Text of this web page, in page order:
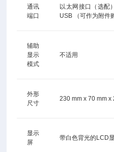
通讯
端口
以太网接口（选配
USB （可作为附件
辅助
显示
模式
不适用
外形
尺寸
230 mm x 70 mm x
显示
屏
带白色背光的LCD